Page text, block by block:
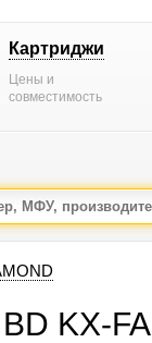
Картриджи
Цены и
совместимость
KX-